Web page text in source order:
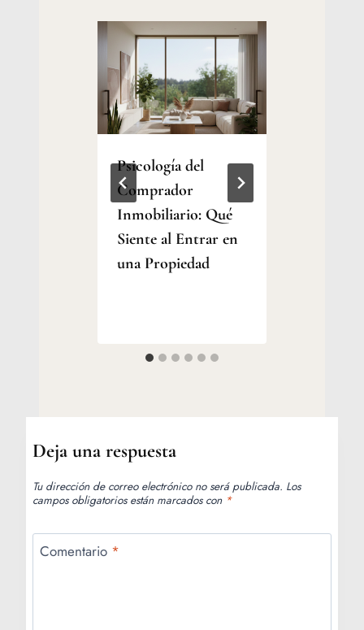
Psicología del
Comprador
Inmobiliario: Qué
Siente al Entrar en
una Propiedad
Deja una respuesta
Tu dirección de correo electrónico no será publicada. Los
campos obligatorios están marcados con *
Comentario *